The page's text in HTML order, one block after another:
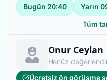
Bugün 20:40 Yarın
Tüm
Onur Ceylan
Fizyoterapist
Henüz
Ücretsiz ön görüşme